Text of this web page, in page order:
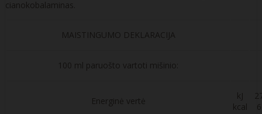
cianokobalaminas.
MAISTINGUMO DEKLARACIJA
100 ml paruošto vartoti mišinio:
Energinė vertė
kJ
kcal